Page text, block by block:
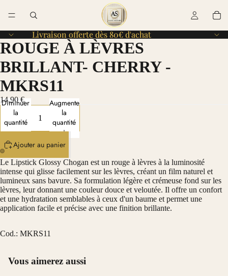
Livraison offerte dès 80€ d'achat
Livraison offerte dès 80€ d'achat
ROUGE À LÈVRES
BRILLANT- CHERRY -
MKRS11
14,90 €
Diminuer
la
quantité
Augmenter
la
quantité
Ajouter au panier
Le Lipstick Glossy Chogan est un rouge à lèvres à la luminosité
intense qui glisse facilement sur les lèvres, créant un film naturel et
lumineux sans bavure. Sa formulation légère et crémeuse fond sur les
lèvres, leur donnant une couleur douce et veloutée. Il offre un confort
et une hydratation semblables à ceux d'un baume et permet une
application facile et précise avec une finition brillante.
Cod.: MKRS11
Vous aimerez aussi